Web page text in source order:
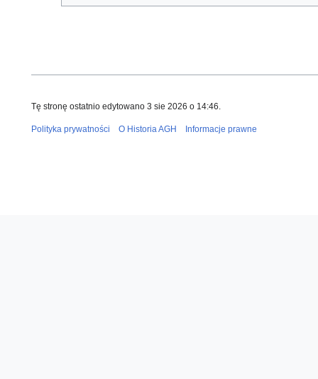
Tę stronę ostatnio edytowano 3 sie 2026 o 14:46.
Polityka prywatności O Historia AGH Informacje prawne